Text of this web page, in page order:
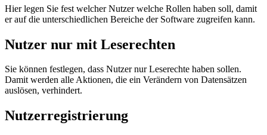
Hier legen Sie fest welcher Nutzer welche Rollen haben soll, damit
er auf die unterschiedlichen Bereiche der Software zugreifen kann.
Nutzer nur mit Leserechten
Sie können festlegen, dass Nutzer nur Leserechte haben sollen.
Damit werden alle Aktionen, die ein Verändern von Datensätzen
auslösen, verhindert.
Nutzerregistrierung